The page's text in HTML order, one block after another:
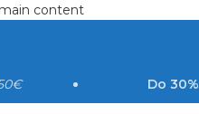
content
Do 30%